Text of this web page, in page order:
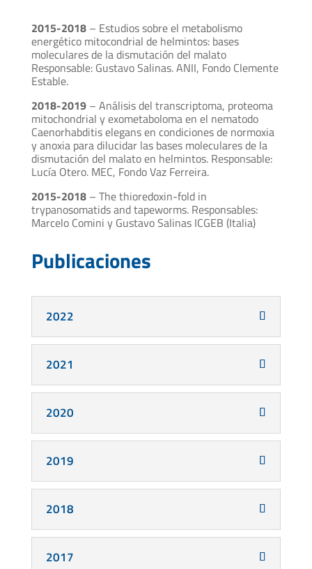
2015-2018– Estudios sobre el metabolismo
energético mitocondrial de helmintos: bases
moleculares de la dismutación del malato
Responsable: Gustavo Salinas. ANII, Fondo Clemente
Estable.
2018-2019– Análisis del transcriptoma, proteoma
mitochondrial y exometaboloma en el nematodo
Caenorhabditis elegans en condiciones de normoxia
y anoxia para dilucidar las bases moleculares de la
dismutación del malato en helmintos. Responsable:
Lucía Otero. MEC, Fondo Vaz Ferreira.
2015-2018– The thioredoxin-fold in
trypanosomatids and tapeworms. Responsables:
Marcelo Comini y Gustavo Salinas ICGEB (Italia)
Publicaciones
2022
2021
2020
2019
2018
2017